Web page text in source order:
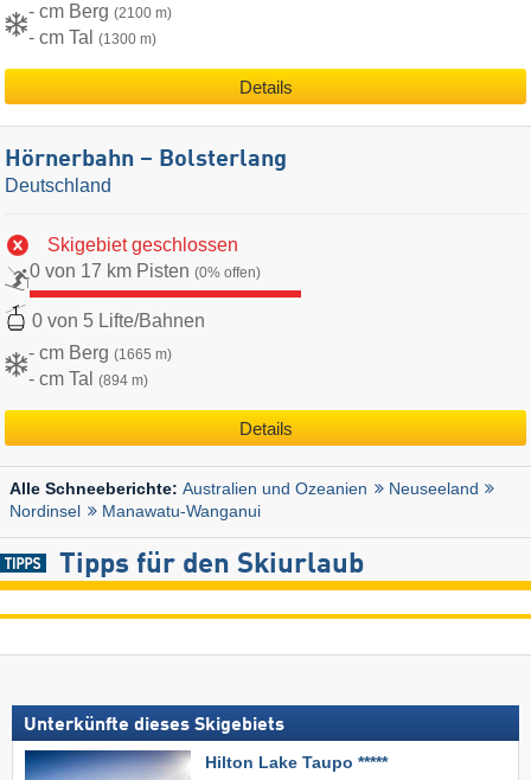
- cm Berg (2100 m)
- cm Tal (1300 m)
Details
Hörnerbahn – Bolsterlang
Deutschland
Skigebiet geschlossen
0 von 17 km Pisten (0% offen)
0 von 5 Lifte/Bahnen
- cm Berg (1665 m)
- cm Tal (894 m)
Details
Alle Schneeberichte: Australien und Ozeanien
Neuseeland
Nordinsel
Manawatu-Wanganui
Tipps für den Skiurlaub
Unterkünfte dieses Skigebiets
Hilton Lake Taupo *****